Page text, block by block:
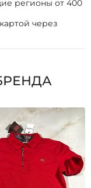
регионы от 400
через